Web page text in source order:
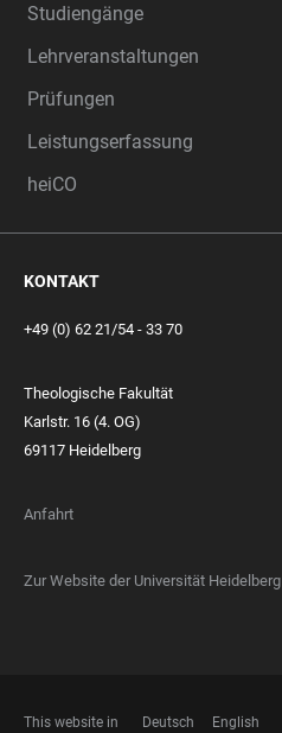
Studiengänge
Lehrveranstaltungen
Prüfungen
Leistungserfassung
heiCO
KONTAKT
+49 (0) 62 21/54 - 33 70
Theologische Fakultät
Karlstr. 16 (4. OG)
69117 Heidelberg
Anfahrt
Zur Website der Universität Heidelberg
This website in Deutsch English